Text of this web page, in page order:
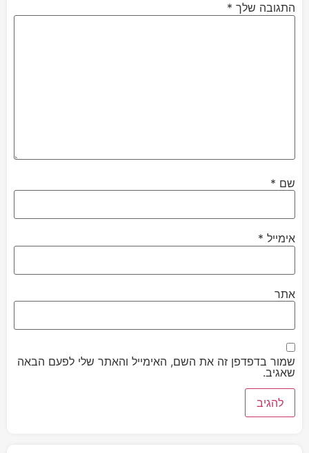
התגובה שלך *
שם *
אימייל *
אתר
שמור בדפדפן זה את השם, האימייל והאתר שלי לפעם הבאה
שאגיב.